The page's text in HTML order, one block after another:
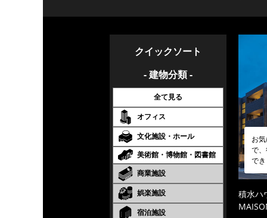
クイックソート
- 建物分類 -
全て見る
オフィス
文化施設・ホール
美術館・博物館・図書館
商業施設
娯楽施設
宿泊施設
お
で
で
積水